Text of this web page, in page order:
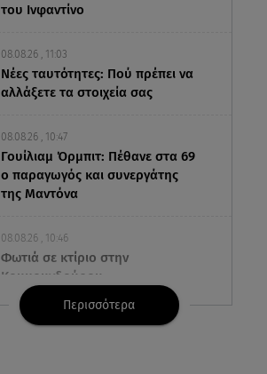
του Ινφαντίνο
08.08.26 , 11:03
Νέες ταυτότητες: Πού πρέπει να
αλλάξετε τα στοιχεία σας
08.08.26 , 10:47
Γουίλιαμ Όρμπιτ: Πέθανε στα 69
ο παραγωγός και συνεργάτης
της Μαντόνα
08.08.26 , 10:46
Φωτιά σε κτίριο στην
Κουμουνδούρου -
Απεγκλωβίστηκε ένα άτομο
Περισσότερα